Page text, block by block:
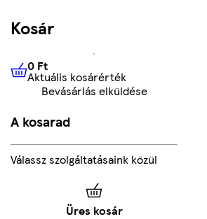
Kosár
0 FtAktuális kosárérték
0 Ft
Aktuális kosárérték
Bevásárlás elküldése
A kosarad
Válassz szolgáltatásaink közül
Üres kosár